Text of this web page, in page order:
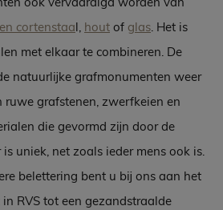
cortenstaal, hout of glas. Het is
met elkaar te combineren. De
natuurlijke grafmonumenten weer
ruwe grafstenen, zwerfkeien en
die gevormd zijn door de
uniek, net zoals ieder mens ook is.
belettering bent u bij ons aan het
RVS tot een gezandstraalde